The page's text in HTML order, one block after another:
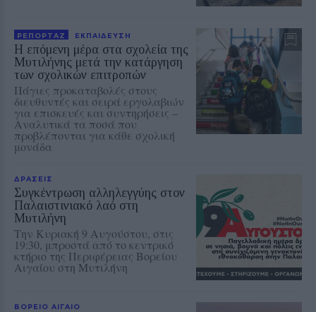
ΡΕΠΟΡΤΑΖ ΕΚΠΑΙΔΕΥΣΗ
Η επόμενη μέρα στα σχολεία της
Μυτιλήνης μετά την κατάργηση
των σχολικών επιτροπών
Πάγιες προκαταβολές στους
διευθυντές και σειρά εργολαβιών
για επισκευές και συντηρήσεις –
Αναλυτικά τα ποσά που
προβλέπονται για κάθε σχολική
μονάδα
ΔΡΑΣΕΙΣ
Συγκέντρωση αλληλεγγύης στον
Παλαιστινιακό λαό στη
Μυτιλήνη
Την Κυριακή 9 Αυγούστου, στις
19:30, μπροστά από το κεντρικό
κτήριο της Περιφέρειας Βορείου
Αιγαίου στη Μυτιλήνη
ΒΟΡΕΙΟ ΑΙΓΑΙΟ